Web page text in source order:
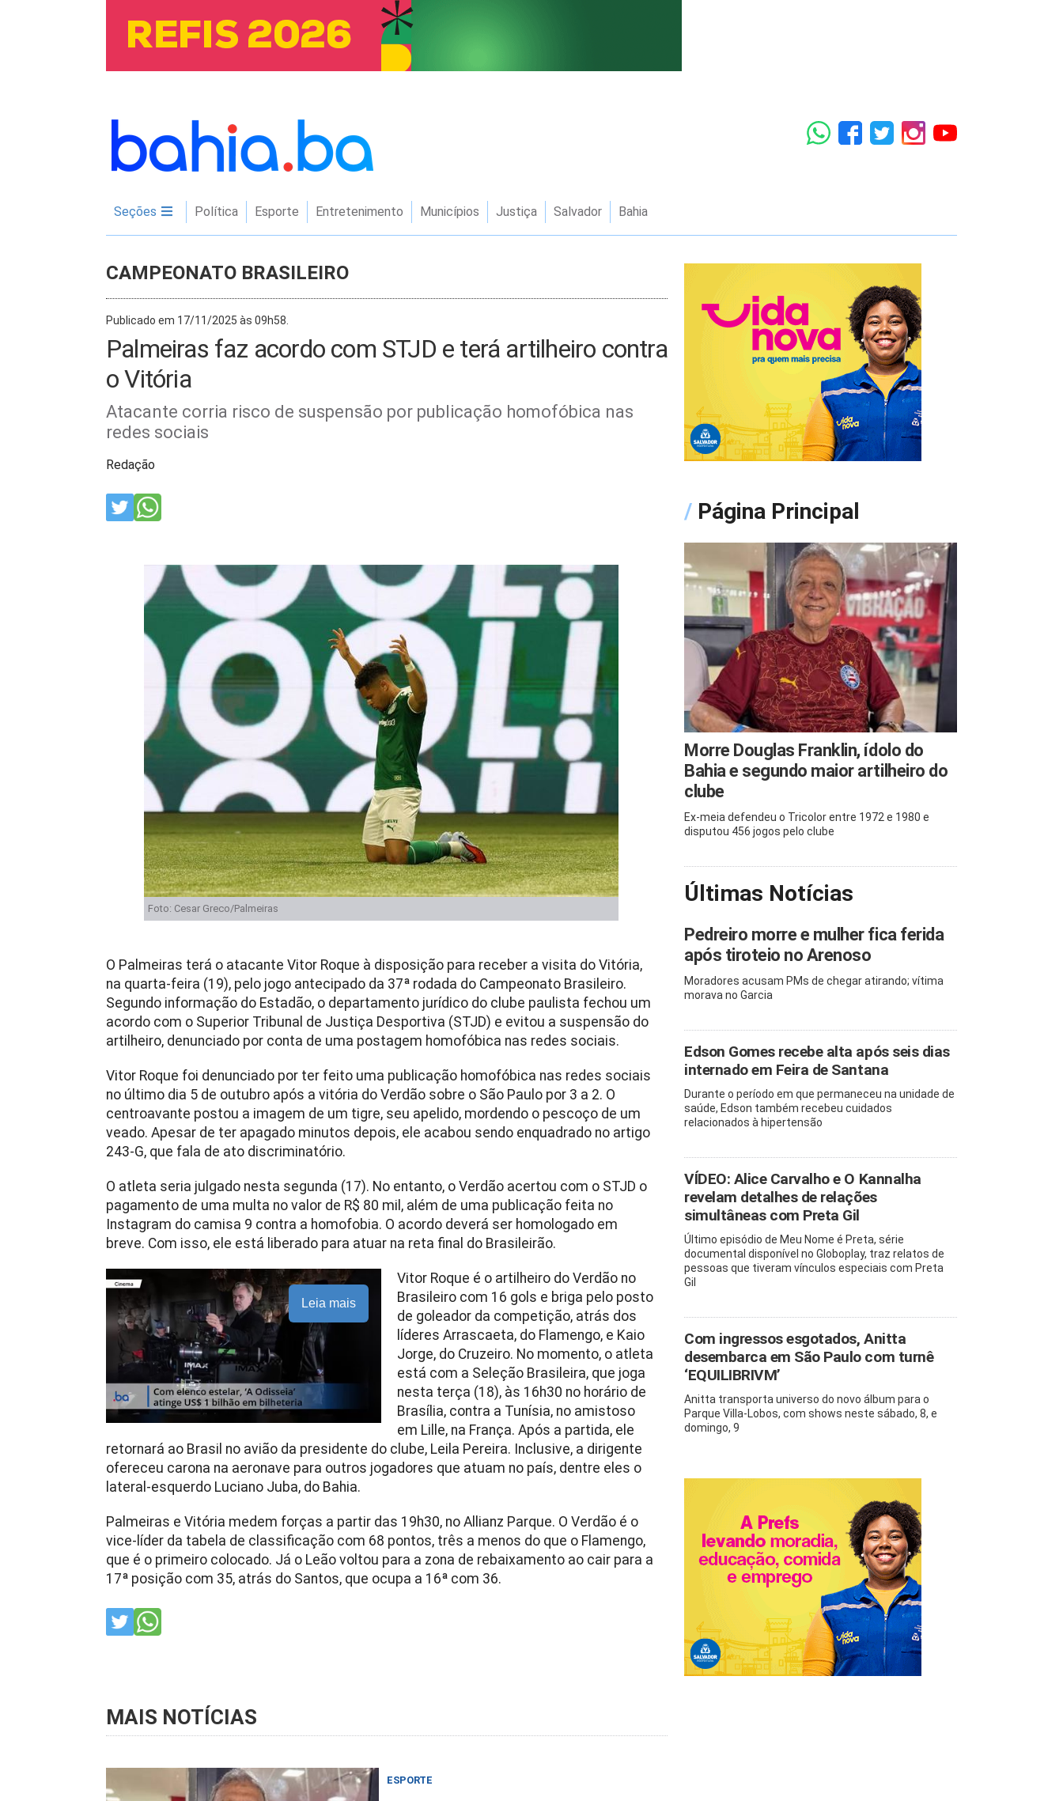
Seções Política Esporte Entretenimento Municípios Justiça Salvador Bahia
CAMPEONATO BRASILEIRO
Publicado em 17/11/2025 às 09h58.
Palmeiras faz acordo com STJD e terá artilheiro contra
o Vitória
Atacante corria risco de suspensão por publicação homofóbica nas
redes sociais
Redação
Foto: Cesar Greco/Palmeiras
O Palmeiras terá o atacante Vitor Roque à disposição para receber a visita do Vitória,
na quarta-feira (19), pelo jogo antecipado da 37ª rodada do Campeonato Brasileiro.
Segundo informação do Estadão, o departamento jurídico do clube paulista fechou um
acordo com o Superior Tribunal de Justiça Desportiva (STJD) e evitou a suspensão do
artilheiro, denunciado por conta de uma postagem homofóbica nas redes sociais.
Vitor Roque foi denunciado por ter feito uma publicação homofóbica nas redes sociais
no último dia 5 de outubro após a vitória do Verdão sobre o São Paulo por 3 a 2. O
centroavante postou a imagem de um tigre, seu apelido, mordendo o pescoço de um
veado. Apesar de ter apagado minutos depois, ele acabou sendo enquadrado no artigo
243-G, que fala de ato discriminatório.
O atleta seria julgado nesta segunda (17). No entanto, o Verdão acertou com o STJD o
pagamento de uma multa no valor de R$ 80 mil, além de uma publicação feita no
Instagram do camisa 9 contra a homofobia. O acordo deverá ser homologado em
breve. Com isso, ele está liberado para atuar na reta final do Brasileirão.
Leia mais
Vitor Roque é o artilheiro do Verdão no
Brasileiro com 16 gols e briga pelo posto
de goleador da competição, atrás dos
líderes Arrascaeta, do Flamengo, e Kaio
Jorge, do Cruzeiro. No momento, o atleta
está com a Seleção Brasileira, que joga
nesta terça (18), às 16h30 no horário de
Brasília, contra a Tunísia, no amistoso
em Lille, na França. Após a partida, ele
retornará ao Brasil no avião da presidente do clube, Leila Pereira. Inclusive, a dirigente
ofereceu carona na aeronave para outros jogadores que atuam no país, dentre eles o
lateral-esquerdo Luciano Juba, do Bahia.
Palmeiras e Vitória medem forças a partir das 19h30, no Allianz Parque. O Verdão é o
vice-líder da tabela de classificação com 68 pontos, três a menos do que o Flamengo,
que é o primeiro colocado. Já o Leão voltou para a zona de rebaixamento ao cair para a
17ª posição com 35, atrás do Santos, que ocupa a 16ª com 36.
MAIS NOTÍCIAS
ESPORTE
/ Página Principal
Morre Douglas Franklin, ídolo do
Bahia e segundo maior artilheiro do
clube
Ex-meia defendeu o Tricolor entre 1972 e 1980 e
disputou 456 jogos pelo clube
Últimas Notícias
Pedreiro morre e mulher fica ferida
após tiroteio no Arenoso
Moradores acusam PMs de chegar atirando; vítima
morava no Garcia
Edson Gomes recebe alta após seis dias
internado em Feira de Santana
Durante o período em que permaneceu na unidade de
saúde, Edson também recebeu cuidados
relacionados à hipertensão
VÍDEO: Alice Carvalho e O Kannalha
revelam detalhes de relações
simultâneas com Preta Gil
Último episódio de Meu Nome é Preta, série
documental disponível no Globoplay, traz relatos de
pessoas que tiveram vínculos especiais com Preta
Gil
Com ingressos esgotados, Anitta
desembarca em São Paulo com turnê
‘EQUILIBRIVM’
Anitta transporta universo do novo álbum para o
Parque Villa-Lobos, com shows neste sábado, 8, e
domingo, 9